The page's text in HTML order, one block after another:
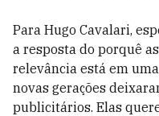
Para Hugo Cavalari,
a resposta do porquê
relevância está em
novas gerações
publicitários. Elas